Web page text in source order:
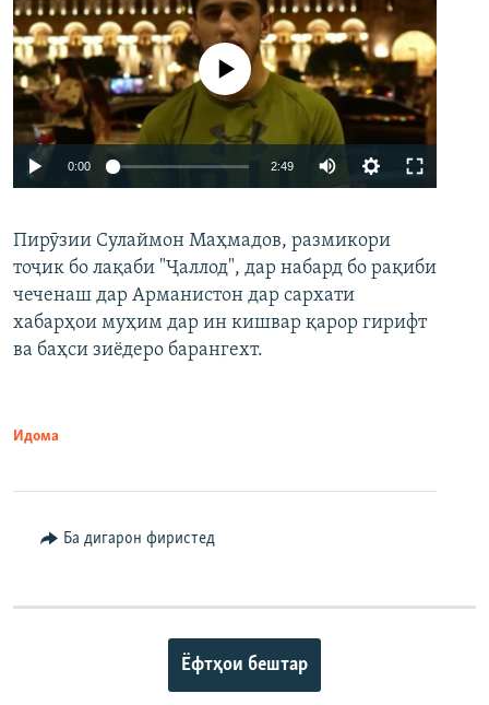
Auto 240p 360p 480p
720p 1080p
Феълан кор намекунад
0:00 2:49
360p
480p
Пирӯзии Сулаймон Маҳмадов, размикори
тоҷик бо лақаби "Ҷаллод", дар набард бо рақиби
чеченаш дар Арманистон дар сархати
хабарҳои муҳим дар ин кишвар қарор гирифт
ва баҳси зиёдеро барангехт.
Идома
Ба дигарон фиристед
Ёфтҳои бештар